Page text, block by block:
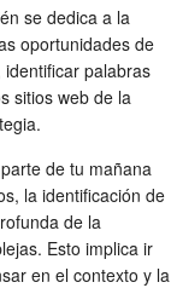
se dedica a la
oportunidades de
palabras
sitios web de la
de tu mañana
la identificación de
de la
Esto implica ir
en el contexto y la